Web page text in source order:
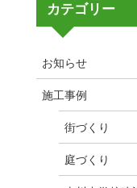
カテゴリー
お知らせ
施工事例
街づくり
庭づくり